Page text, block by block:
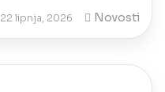
22 lipnja, 2026 Novosti